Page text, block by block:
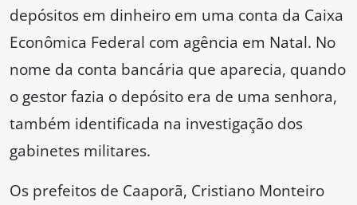
depósitos em dinheiro em uma conta da Caixa
Econômica Federal com agência em Natal. No
nome da conta bancária que aparecia, quando
o gestor fazia o depósito era de uma senhora,
também identificada na investigação dos
gabinetes militares.
Os prefeitos de Caaporã, Cristiano Monteiro